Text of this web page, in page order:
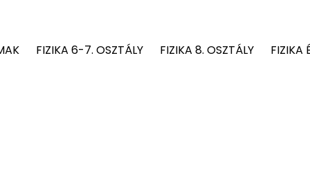
FIZIKA 6-7. OSZTÁLY FIZIKA 8. OSZTÁLY FIZIKA